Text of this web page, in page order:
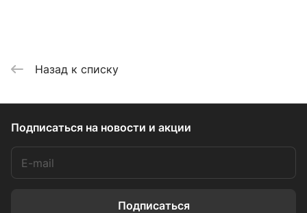
Назад к списку
Подписаться на новости и акции
Подписаться